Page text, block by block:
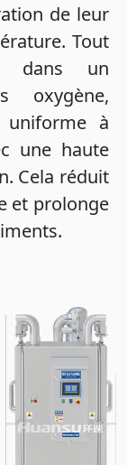
de leur
Tout
dans un
oxygène,
uniforme à
une haute
Cela réduit
et prolonge